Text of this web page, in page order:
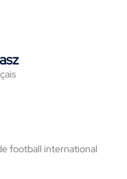
football international